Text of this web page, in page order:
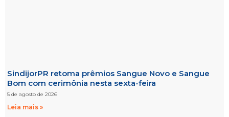
SindijorPR retoma prêmios Sangue Novo e Sangue
Bom com cerimônia nesta sexta-feira
5 de agosto de 2026
Leia mais »